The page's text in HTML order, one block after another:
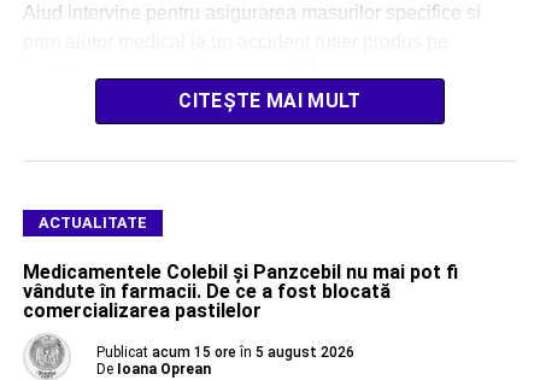
Aiud intervine pentru asigurarea masurilor specifice si
CITEȘTE MAI MULT
ACTUALITATE
Medicamentele Colebil și Panzcebil nu mai pot fi
vândute în farmacii. De ce a fost blocată
comercializarea pastilelor
Publicat acum 15 ore în 5 august 2026
De Ioana Oprean